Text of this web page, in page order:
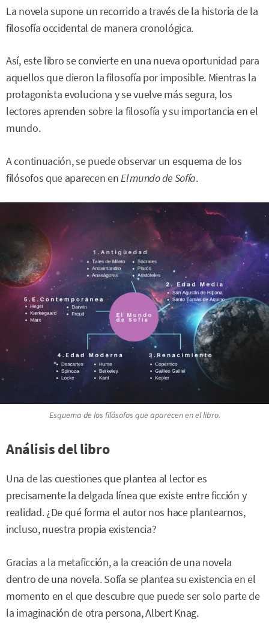
La novela supone un recorrido a través de la historia de la
filosofía occidental de manera cronológica.
Así, este libro se convierte en una nueva oportunidad para
aquellos que dieron la filosofía por imposible. Mientras la
protagonista evoluciona y se vuelve más segura, los
lectores aprenden sobre la filosofía y su importancia en el
mundo.
A continuación, se puede observar un esquema de los
filósofos que aparecen enEl mundo de Sofía.
Esquema de los filósofos que aparecen en el libro.
Análisis del libro
Una de las cuestiones que plantea al lector es
precisamente la delgada línea que existe entre ficción y
realidad. ¿De qué forma el autor nos hace plantearnos,
incluso, nuestra propia existencia?
Gracias a la metaficción, a la creación de una novela
dentro de una novela. Sofía se plantea su existencia en el
momento en el que descubre que puede ser solo parte de
la imaginación de otra persona, Albert Knag.